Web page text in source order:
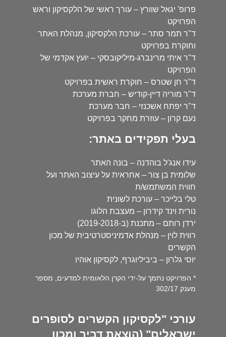
פרופ' יגאל שוורץ – עורך ראשי של הלקסיקון וראש
הפרויקט
ד"ר תמר סתר – עורכת הלקסיקון, מנהלת האתר
וחוקרת בפרויקט
ד"ר איתי מרינברג-מיליקובסקי – יועץ אקדמי של
הפרויקט
ד"ר חן שטרס – חוקרת ראשית בפרויקט
ד"ר מוריה דיין-קודיש – חברת מערכת
ד"ר יפתח אשכנזי – חבר מערכת
נעם קרון – עוזרת מחקר בפרויקט
בעלי תפקידים באתר:
עידו אנג'ל בוהדנה – בונה האתר
שלומית בן צור – אחראית על עיצוב האתר ועל
חווית המשתמש/ת
טלי בלייכר – עורכת לשונית
נורית וינד קידרון – מעצבת הלוגו
ירדן רותם – מתכנת (ב-2019-2018)
רווית לוין – מנהלת אדמיניסטרטיבית של מכון
הקשרים
יוסי גלרון – ביביליוגרף, לקסיקון אוהיו
* הפרויקט נתמך על-ידי הקרן הלאומית למדעים, מספר
מענק 302/17
עורכי "לקסיקון הקשרים לסופרים
ישראלים" (הוצאת דביר ומכון